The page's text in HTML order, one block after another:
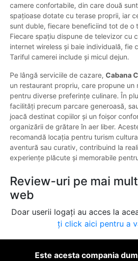
camere confortabile, din care două
spațioase dotate cu terase proprii, iar
sunt duble, fiecare beneficiind tot de o
Fiecare spațiu dispune de televizor cu
internet wireless și baie individuală, fie
Tariful camerei include și micul dejun.
Pe lângă serviciile de cazare, Cabana
un restaurant propriu, care propune un
pentru diverse preferințe culinare. În
facilități precum parcare generoasă,
joacă destinat copiilor și un foișor
organizării de grătare în aer liber.
recomandă locația pentru turism
aventură sau curativ, contribuind la
experiențe plăcute și memorabile
Review-uri pe mai
web
Doar userii logați au acces la
ți click aici pentru a
Este acesta compania